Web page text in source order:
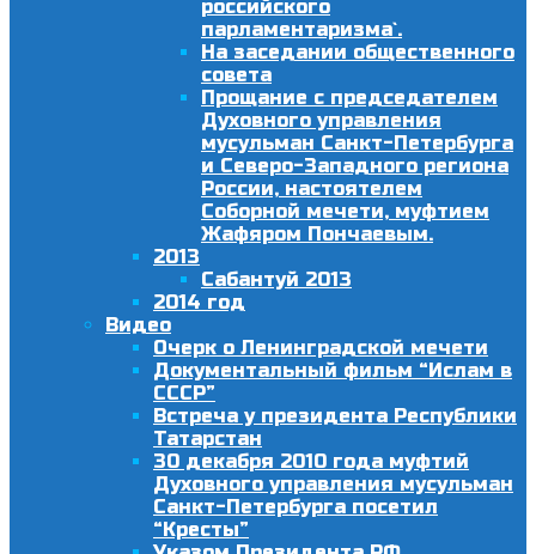
российского
парламентаризма`.
На заседании общественного
совета
Прощание с председателем
Духовного управления
мусульман Санкт-Петербурга
и Северо-Западного региона
России, настоятелем
Соборной мечети, муфтием
Жафяром Пончаевым.
2013
Сабантуй 2013
2014 год
Видео
Очерк о Ленинградской мечети
Документальный фильм “Ислам в
СССР”
Встреча у президента Республики
Татарстан
30 декабря 2010 года муфтий
Духовного управления мусульман
Санкт-Петербурга посетил
“Кресты”